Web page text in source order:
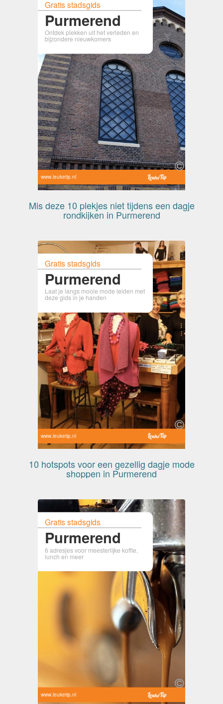
Gratis stadsgids
Purmerend
Ontdek plekken uit het verleden en
bijzondere nieuwkomers
www.leuketip.nl
Mis deze 10 plekjes niet tijdens een dagje
rondkijken in Purmerend
Gratis stadsgids
Purmerend
Laat je langs mooie mode leiden met
deze gids in je handen
www.leuketip.nl
10 hotspots voor een gezellig dagje mode
shoppen in Purmerend
Gratis stadsgids
Purmerend
6 adresjes voor meesterlijke koffie,
lunch en meer
www.leuketip.nl